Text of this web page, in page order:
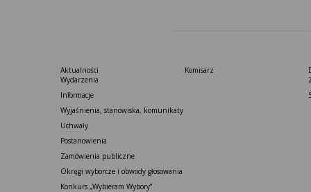
Aktualności
Wydarzenia
Informacje
Wyjaśnienia, stanowiska, komunikaty
Uchwały
Postanowienia
Zamówienia publiczne
Okręgi wyborcze i obwody głosowania
Konkurs „Wybieram Wybory”
Komisarz